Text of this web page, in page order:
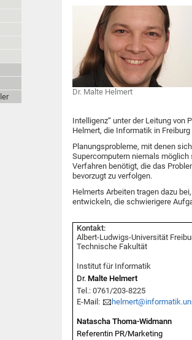
Dr. Malte Helmert
Intelligenz“ unter der Leitung von
Helmert, die Informatik in
Planungsprobleme, mit denen
Supercomputern niemals möglich
Verfahren benötigt, die das
bevorzugt zu verfolgen.
Helmerts Arbeiten tragen dazu
entwickeln, die schwierigere
Kontakt:
Albert-Ludwigs-Universität
Technische Fakultät
Institut für Informatik
Dr.Malte Helmert
Tel.: 0761/203-8225
E-Mail:
Natascha Thoma-Widmann
Referentin PR/Marketing